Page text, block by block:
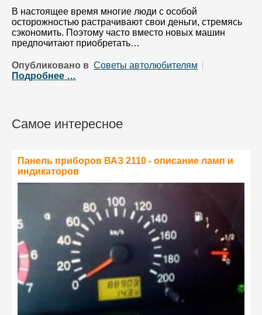
В настоящее время многие люди с особой
осторожностью растрачивают свои деньги, стремясь
сэкономить. Поэтому часто вместо новых машин
предпочитают приобретать…
Опубликовано в Советы автолюбителям
Подробнее …
Самое интересное
Панель приборов ВАЗ 2110 - описание ламп и
индикаторов